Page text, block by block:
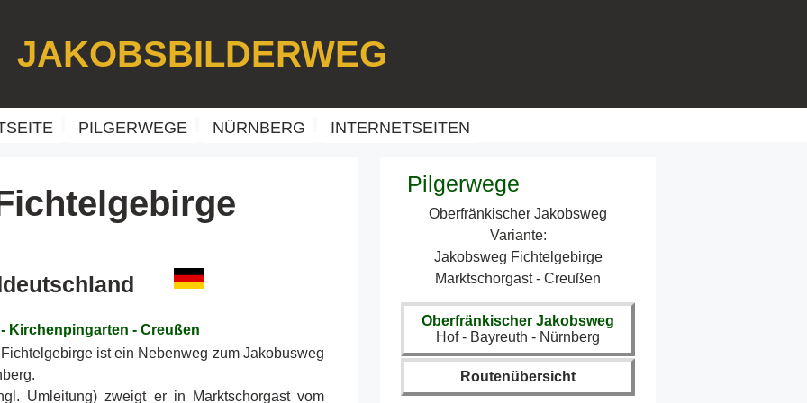
JAKOBSBILDERWEG
PILGERWEGE NÜRNBERG INTERNETSEITEN
Kirchenpingarten - Creußen
ist ein Nebenweg zum Jakobusweg
Umleitung) zweigt er in Marktschorgast vom
Pilgerwege
Oberfränkischer Jakobsweg
Variante:
Jakobsweg Fichtelgebirge
Marktschorgast - Creußen
Oberfränkischer Jakobsweg
Hof - Bayreuth - Nürnberg
Routenübersicht